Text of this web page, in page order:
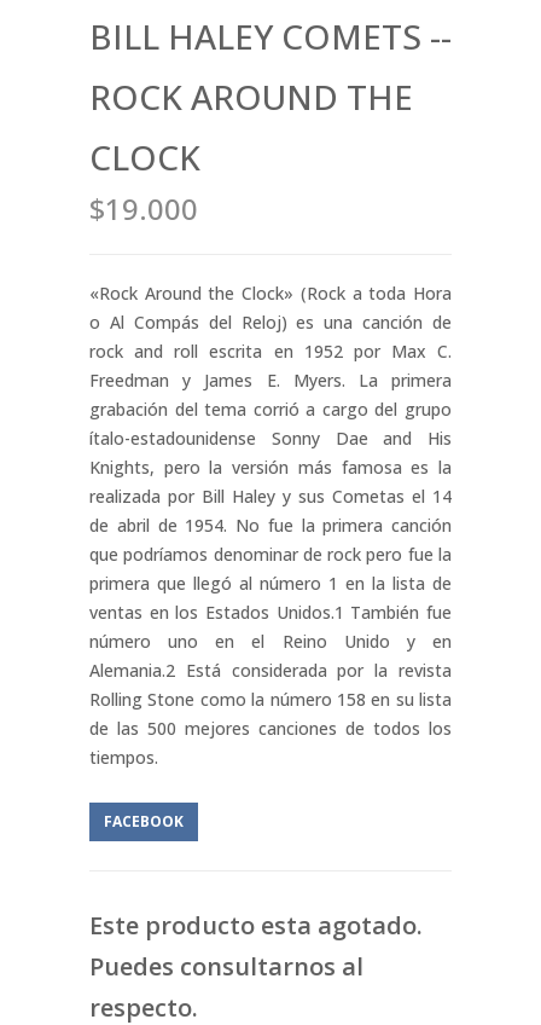
BILL HALEY COMETS --
ROCK AROUND THE
CLOCK
$19.000
«Rock Around the Clock» (Rock a toda Hora
o Al Compás del Reloj) es una canción de
rock and roll escrita en 1952 por Max C.
Freedman y James E. Myers. La primera
grabación del tema corrió a cargo del grupo
ítalo-estadounidense Sonny Dae and His
Knights, pero la versión más famosa es la
realizada por Bill Haley y sus Cometas el 14
de abril de 1954. No fue la primera canción
que podríamos denominar de rock pero fue la
primera que llegó al número 1 en la lista de
ventas en los Estados Unidos.1​ También fue
número uno en el Reino Unido y en
Alemania.2​ Está considerada por la revista
Rolling Stone como la número 158 en su lista
de las 500 mejores canciones de todos los
tiempos.
FACEBOOK
Este producto esta agotado.
Puedes consultarnos al
respecto.